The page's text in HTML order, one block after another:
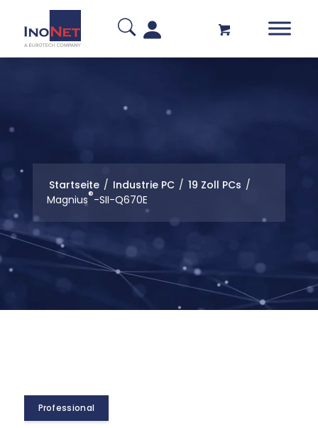
Startseite / Industrie PC / 19 Zoll PCs /
Magnius®-SII-Q670E
Professional